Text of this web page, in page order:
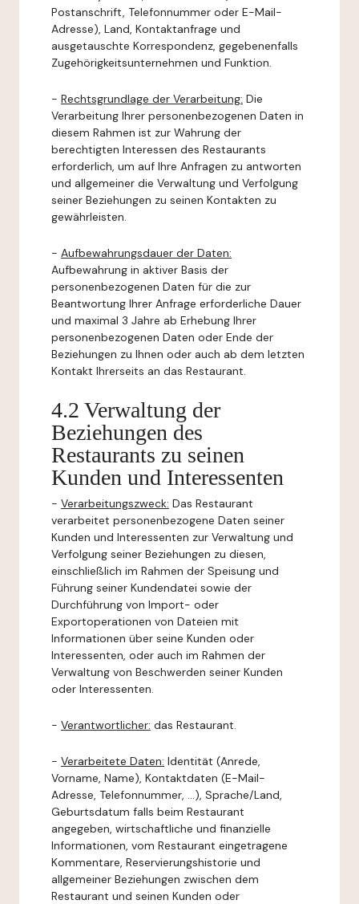
Postanschrift, Telefonnummer oder E-Mail-
Adresse), Land, Kontaktanfrage und
ausgetauschte Korrespondenz, gegebenenfalls
Zugehörigkeitsunternehmen und Funktion.
- Rechtsgrundlage der Verarbeitung: Die
Verarbeitung Ihrer personenbezogenen Daten in
diesem Rahmen ist zur Wahrung der
berechtigten Interessen des Restaurants
erforderlich, um auf Ihre Anfragen zu antworten
und allgemeiner die Verwaltung und Verfolgung
seiner Beziehungen zu seinen Kontakten zu
gewährleisten.
- Aufbewahrungsdauer der Daten:
Aufbewahrung in aktiver Basis der
personenbezogenen Daten für die zur
Beantwortung Ihrer Anfrage erforderliche Dauer
und maximal 3 Jahre ab Erhebung Ihrer
personenbezogenen Daten oder Ende der
Beziehungen zu Ihnen oder auch ab dem letzten
Kontakt Ihrerseits an das Restaurant.
4.2 Verwaltung der
Beziehungen des
Restaurants zu seinen
Kunden und Interessenten
- Verarbeitungszweck: Das Restaurant
verarbeitet personenbezogene Daten seiner
Kunden und Interessenten zur Verwaltung und
Verfolgung seiner Beziehungen zu diesen,
einschließlich im Rahmen der Speisung und
Führung seiner Kundendatei sowie der
Durchführung von Import- oder
Exportoperationen von Dateien mit
Informationen über seine Kunden oder
Interessenten, oder auch im Rahmen der
Verwaltung von Beschwerden seiner Kunden
oder Interessenten.
- Verantwortlicher: das Restaurant.
- Verarbeitete Daten: Identität (Anrede,
Vorname, Name), Kontaktdaten (E-Mail-
Adresse, Telefonnummer, ...), Sprache/Land,
Geburtsdatum falls beim Restaurant
angegeben, wirtschaftliche und finanzielle
Informationen, vom Restaurant eingetragene
Kommentare, Reservierungshistorie und
allgemeiner Beziehungen zwischen dem
Restaurant und seinen Kunden oder